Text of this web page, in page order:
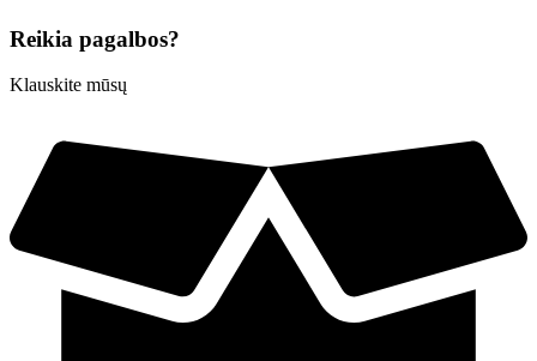
Reikia pagalbos?
Klauskite mūsų